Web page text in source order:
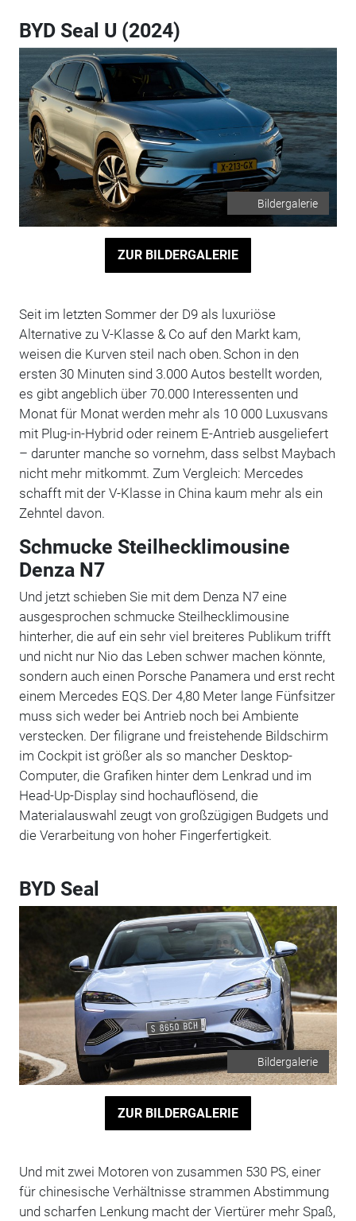
BYD Seal U (2024)
Bildergalerie
ZUR BILDERGALERIE
Seit im letzten Sommer der D9 als luxuriöse
Alternative zu V-Klasse & Co auf den Markt kam,
weisen die Kurven steil nach oben. Schon in den
ersten 30 Minuten sind 3.000 Autos bestellt worden,
es gibt angeblich über 70.000 Interessenten und
Monat für Monat werden mehr als 10 000 Luxusvans
mit Plug-in-Hybrid oder reinem E-Antrieb ausgeliefert
– darunter manche so vornehm, dass selbst Maybach
nicht mehr mitkommt. Zum Vergleich: Mercedes
schafft mit der V-Klasse in China kaum mehr als ein
Zehntel davon.
Schmucke Steilhecklimousine
Denza N7
Und jetzt schieben Sie mit dem Denza N7 eine
ausgesprochen schmucke Steilhecklimousine
hinterher, die auf ein sehr viel breiteres Publikum trifft
und nicht nur Nio das Leben schwer machen könnte,
sondern auch einen Porsche Panamera und erst recht
einem Mercedes EQS. Der 4,80 Meter lange Fünfsitzer
muss sich weder bei Antrieb noch bei Ambiente
verstecken. Der filigrane und freistehende Bildschirm
im Cockpit ist größer als so mancher Desktop-
Computer, die Grafiken hinter dem Lenkrad und im
Head-Up-Display sind hochauflösend, die
Materialauswahl zeugt von großzügigen Budgets und
die Verarbeitung von hoher Fingerfertigkeit.
BYD Seal
Bildergalerie
ZUR BILDERGALERIE
Und mit zwei Motoren von zusammen 530 PS, einer
für chinesische Verhältnisse strammen Abstimmung
und scharfen Lenkung macht der Viertürer mehr Spaß,